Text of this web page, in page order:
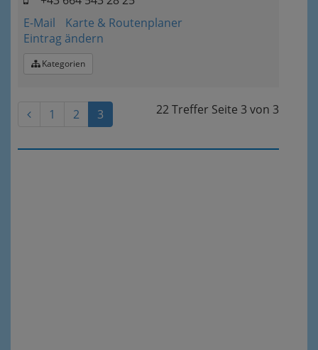
E-Mail
Karte & Routenplaner
Eintrag ändern
Kategorien
22 Treffer Seite 3 von 3
1 2 3